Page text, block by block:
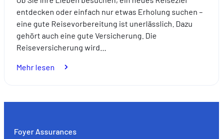
entdecken oder einfach nur etwas Erholung suchen –
eine gute Reisevorbereitung ist unerlässlich. Dazu
gehört auch eine gute Versicherung. Die
Reiseversicherung wird…
Mehr lesen
Sie
Foyer Assurances